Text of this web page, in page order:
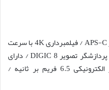
سنسور 24 مگاپیکسلی / اندازه حسگر APS-C / فیلمبرداری 4K با سرعت
24 و 60 فریم در ثانیه FULL HD / پردازشگر تصویر DIGIC 8 / دارای
لرزشگیر 143 نقطه فوکوس / شاتر الکترونیکی 6.5 فریم بر ثانیه /